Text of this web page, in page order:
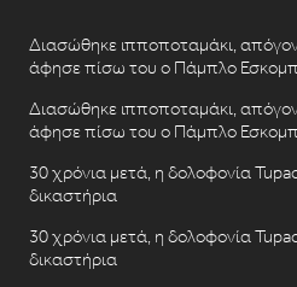
Διασώθηκε ιπποποταμάκι,
άφησε πίσω του ο Πάμπλο
Διασώθηκε ιπποποταμάκι,
άφησε πίσω του ο Πάμπλο
30 χρόνια μετά, η δολοφονία
δικαστήρια
30 χρόνια μετά, η δολοφονία
δικαστήρια